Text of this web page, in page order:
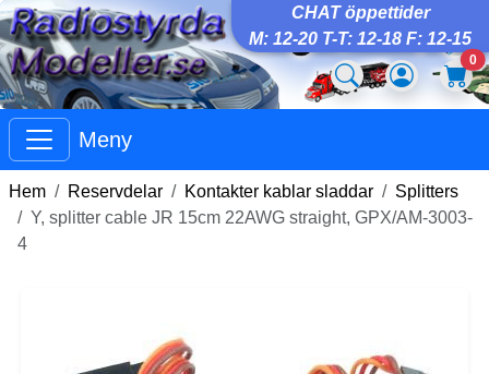
CHAT öppettider
M: 12-20 T-T: 12-18 F: 12-15
0
Meny
Hem Reservdelar Kontakter kablar sladdar
Splitters
Y, splitter cable JR 15cm 22AWG straight, GPX/AM-3003-
4